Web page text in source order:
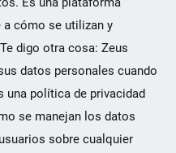
a cómo se utilizan y
digo otra cosa: Zeus
datos personales cuando
una política de privacidad
se manejan los datos
sobre cualquier